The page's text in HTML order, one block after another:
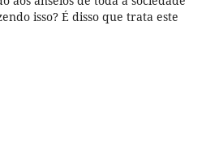
isso? É disso que trata este